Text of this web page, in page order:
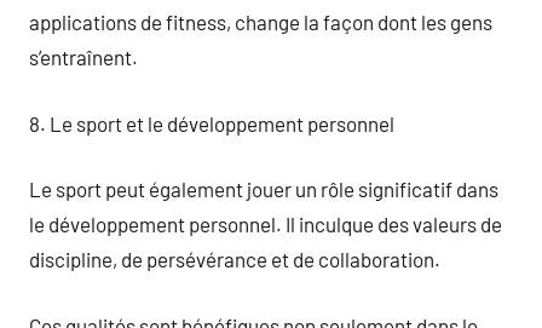
applications de fitness, change la façon dont les gens
s’entraînent.
8. Le sport et le développement personnel
Le sport peut également jouer un rôle significatif dans
le développement personnel. Il inculque des valeurs de
discipline, de persévérance et de collaboration.